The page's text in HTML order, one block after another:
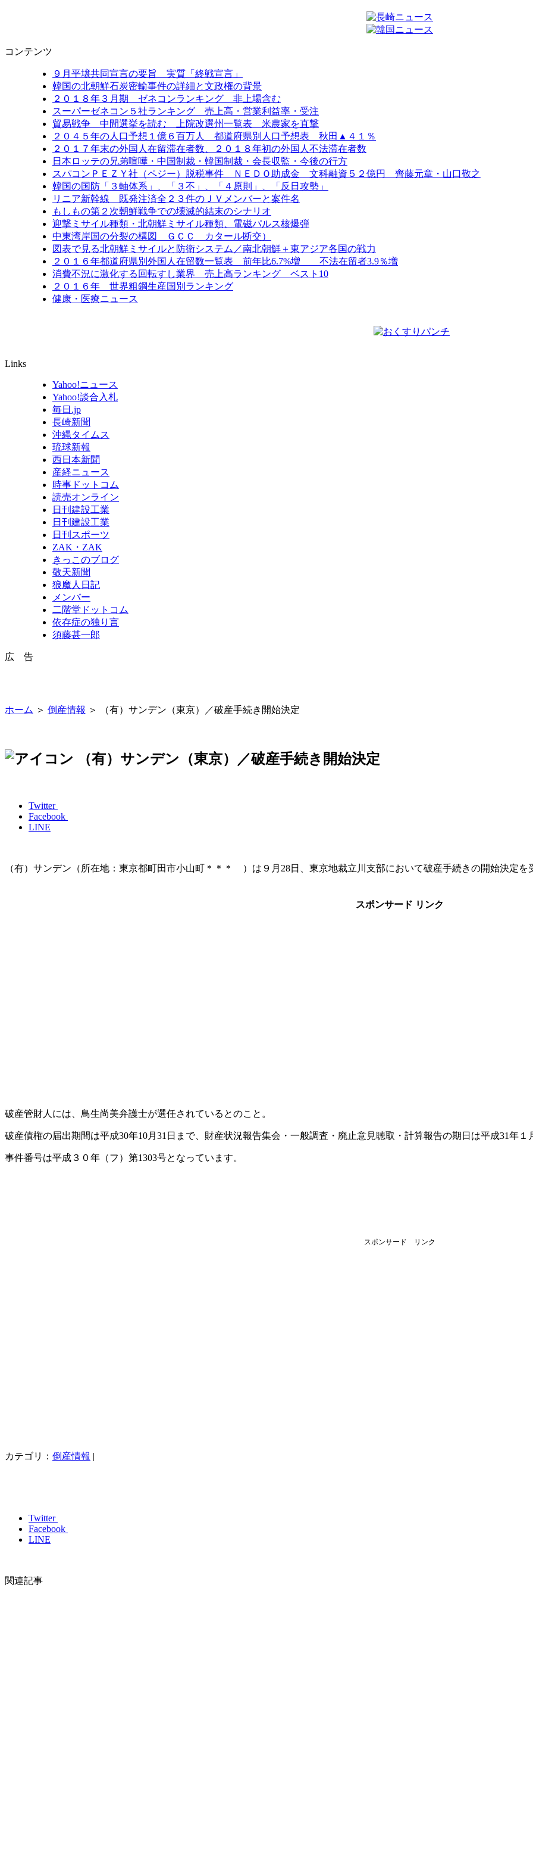
コンテンツ
９月平壌共同宣言の要旨 実質「終戦宣言」
韓国の北朝鮮石炭密輸事件の詳細と文政権の背景
２０１８年３月期 ゼネコンランキング 非上場含む
スーパーゼネコン５社ランキング 売上高・営業利益率・受注
貿易戦争 中間選挙を読む 上院改選州一覧表 米農家を直撃
２０４５年の人口予想１億６百万人 都道府県別人口予想表 秋田▲４１％
２０１７年末の外国人在留滞在者数、２０１８年初の外国人不法滞在者数
日本ロッテの兄弟喧嘩・中国制裁・韓国制裁・会長収監・今後の行方
スパコンＰＥＺＹ社（ペジー）脱税事件 ＮＥＤＯ助成金 文科融資５２億円 齊藤元章・山口敬之
韓国の国防「３軸体系」、「３不」、「４原則」、「反日攻勢」
リニア新幹線 既発注済全２３件のＪＶメンバーと案件名
もしもの第２次朝鮮戦争での壊滅的結末のシナリオ
迎撃ミサイル種類・北朝鮮ミサイル種類、電磁パルス核爆弾
中東湾岸国の分裂の構図 ＧＣＣ カタール断交）
図表で見る北朝鮮ミサイルと防衛システム／南北朝鮮＋東アジア各国の戦力
２０１６年都道府県別外国人在留数一覧表 前年比6.7%増 不法在留者3.9％増
消費不況に激化する回転すし業界 売上高ランキング ベスト10
２０１６年 世界粗鋼生産国別ランキング
健康・医療ニュース
Links
Yahoo!ニュース
Yahoo!談合入札
毎日.jp
長崎新聞
沖縄タイムス
琉球新報
西日本新聞
産経ニュース
時事ドットコム
読売オンライン
日刊建設工業
日刊建設工業
日刊スポーツ
ZAK・ZAK
きっこのブログ
敬天新聞
狼魔人日記
メンバー
二階堂ドットコム
依存症の独り言
須藤甚一郎
広 告
ホーム ＞ 倒産情報 ＞ （有）サンデン（東京）／破産手続き開始決定
（有）サンデン（東京）／破産手続き開始決定
Twitter
Facebook
LINE
（有）サンデン（所在地：東京都町田市小山町＊＊＊ ）は９月28日、東京地裁立川支部において破産手続きの開始決定を
スポンサード リンク
破産管財人には、鳥生尚美弁護士が選任されているとのこと。
破産債権の届出期間は平成30年10月31日まで、財産状況報告集会・一般調査・廃止意見聴取・計算報告の期日は平成31年１
事件番号は平成３０年（フ）第1303号となっています。
スポンサード リンク
カテゴリ： 倒産情報 |
Twitter
Facebook
LINE
関連記事